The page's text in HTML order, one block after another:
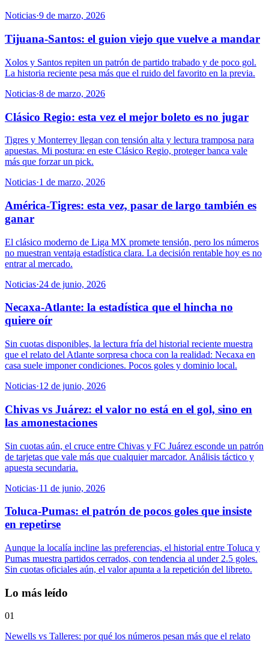
Noticias·9 de marzo, 2026
Tijuana-Santos: el guion viejo que vuelve a mandar
Xolos y Santos repiten un patrón de partido trabado y de poco gol.
La historia reciente pesa más que el ruido del favorito en la previa.
Noticias·8 de marzo, 2026
Clásico Regio: esta vez el mejor boleto es no jugar
Tigres y Monterrey llegan con tensión alta y lectura tramposa para
apuestas. Mi postura: en este Clásico Regio, proteger banca vale
más que forzar un pick.
Noticias·1 de marzo, 2026
América-Tigres: esta vez, pasar de largo también es
ganar
El clásico moderno de Liga MX promete tensión, pero los números
no muestran ventaja estadística clara. La decisión rentable hoy es no
entrar al mercado.
Noticias·24 de junio, 2026
Necaxa-Atlante: la estadística que el hincha no
quiere oír
Sin cuotas disponibles, la lectura fría del historial reciente muestra
que el relato del Atlante sorpresa choca con la realidad: Necaxa en
casa suele imponer condiciones. Pocos goles y dominio local.
Noticias·12 de junio, 2026
Chivas vs Juárez: el valor no está en el gol, sino en
las amonestaciones
Sin cuotas aún, el cruce entre Chivas y FC Juárez esconde un patrón
de tarjetas que vale más que cualquier marcador. Análisis táctico y
apuesta secundaria.
Noticias·11 de junio, 2026
Toluca-Pumas: el patrón de pocos goles que insiste
en repetirse
Aunque la localía incline las preferencias, el historial entre Toluca y
Pumas muestra partidos cerrados, con tendencia al under 2.5 goles.
Sin cuotas oficiales aún, el valor apunta a la repetición del libreto.
Lo más leído
01
Newells vs Talleres: por qué los números pesan más que el relato